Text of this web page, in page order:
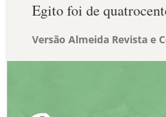
Egito foi de
Versão Almeida Revista e